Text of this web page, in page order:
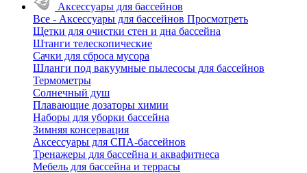
Аксессуары для бассейнов
Все - Аксессуары для бассейнов Просмотреть
Щетки для очистки стен и дна бассейна
Штанги телескопические
Сачки для сброса мусора
Шланги под вакуумные пылесосы для бассейнов
Термометры
Солнечный душ
Плавающие дозаторы химии
Наборы для уборки бассейна
Зимняя консервация
Аксессуары для СПА-бассейнов
Тренажеры для бассейна и аквафитнеса
Мебель для бассейна и террасы